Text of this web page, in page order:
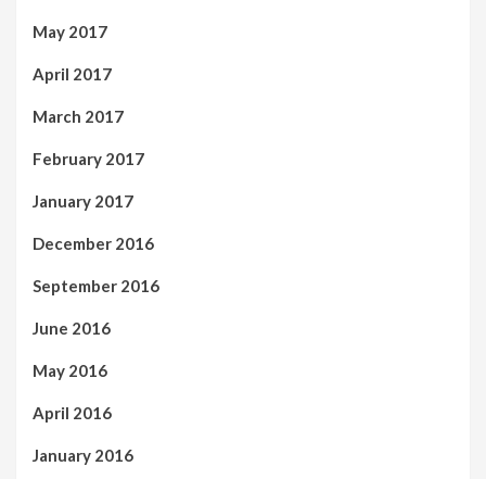
May 2017
April 2017
March 2017
February 2017
January 2017
December 2016
September 2016
June 2016
May 2016
April 2016
January 2016